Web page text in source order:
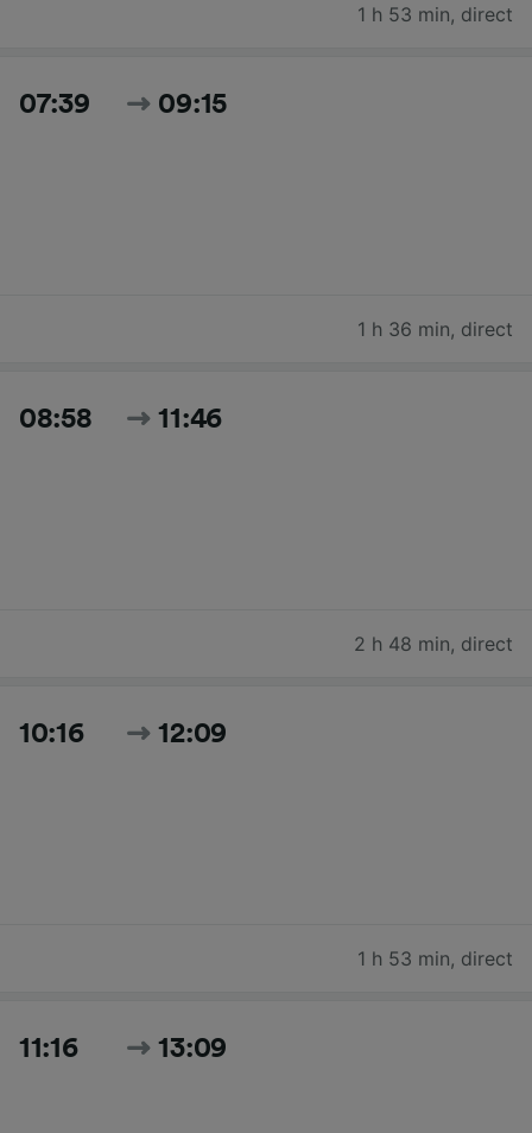
1 h 53 min, direct
07:39 09:15
1 h 36 min, direct
08:58 11:46
2 h 48 min, direct
10:16 12:09
1 h 53 min, direct
11:16 13:09